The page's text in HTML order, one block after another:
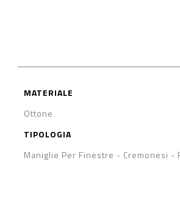
MATERIALE
Ottone
TIPOLOGIA
Maniglie Per Finestre - Cremonesi -